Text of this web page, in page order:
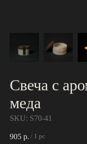
Свеча с
меда
SKU: S70-41
905 р. / 1 pc